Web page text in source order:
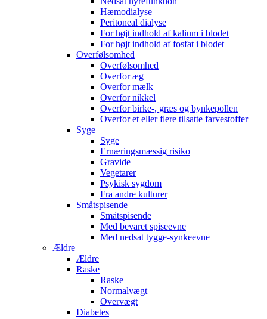
Hæmodialyse
Peritoneal dialyse
For højt indhold af kalium i blodet
For højt indhold af fosfat i blodet
Overfølsomhed
Overfølsomhed
Overfor æg
Overfor mælk
Overfor nikkel
Overfor birke-, græs og bynkepollen
Overfor et eller flere tilsatte farvestoffer
Syge
Syge
Ernæringsmæssig risiko
Gravide
Vegetarer
Psykisk sygdom
Fra andre kulturer
Småtspisende
Småtspisende
Med bevaret spiseevne
Med nedsat tygge-synkeevne
Ældre
Ældre
Raske
Raske
Normalvægt
Overvægt
Diabetes